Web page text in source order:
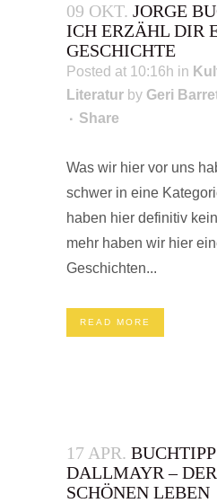
09 OKT. JORGE
ICH ERZÄHL DIR
GESCHICHTE
Posted at 10:16h in
Literatur by Geri
Share
Was wir hier vor uns
schwer in eine
haben hier definitiv
mehr haben wir hier
Geschichten...
READ MORE
17 APR.
DALLMAYR –
SCHÖNEN LEBEN